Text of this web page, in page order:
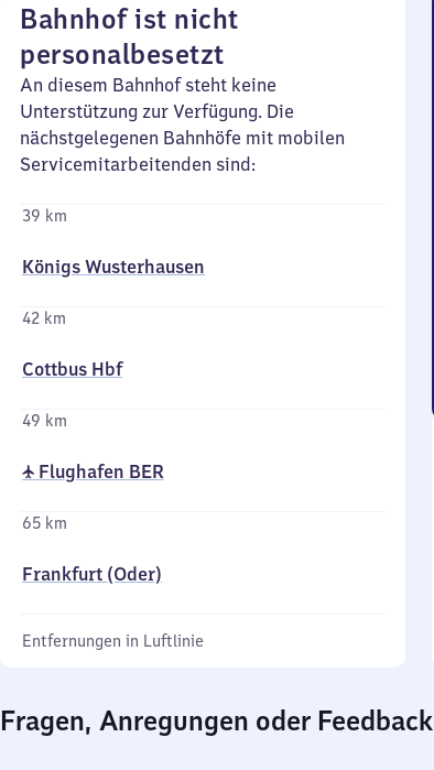
Bahnhof ist nicht
personalbesetzt
An diesem Bahnhof steht keine
Unterstützung zur Verfügung. Die
nächstgelegenen Bahnhöfe mit mobilen
Servicemitarbeitenden sind:
39 km
Königs Wusterhausen
42 km
Cottbus Hbf
49 km
✈ Flughafen BER
65 km
Frankfurt (Oder)
Entfernungen in Luftlinie
Fragen, Anregungen oder Feedback